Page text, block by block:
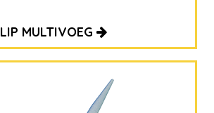
LIP MULTIVOEG